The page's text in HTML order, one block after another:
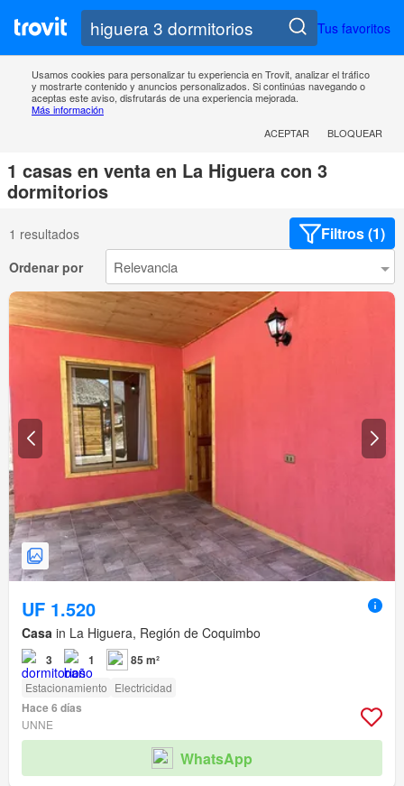
Tus favoritos
Usamos cookies para personalizar tu experiencia en Trovit, analizar el tráfico
y mostrarte contenido y anuncios personalizados. Si continúas navegando o
aceptas este aviso, disfrutarás de una experiencia mejorada.
Más información
ACEPTAR
BLOQUEAR
1 casas en venta en La Higuera con 3
dormitorios
1 resultados Filtros (1)
Ordenar por
UF 1.520
Casa in La Higuera, Región de Coquimbo
3 1 85 m²
Estacionamiento Electricidad
Hace 6 días
UNNE
WhatsApp